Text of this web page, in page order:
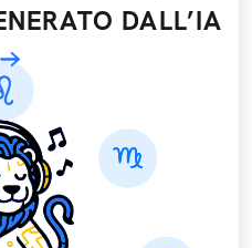
DALL’IA